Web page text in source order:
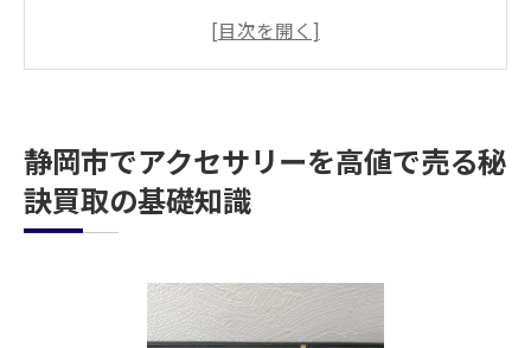
買取前にアクセサリーを手入れする理由
高値買取のための交渉テクニック
買取後の手続きと注意点
口コミからわかる買取店の評価
静岡市内で人気の買取店の特徴
静岡市でアクセサリーを高値で売る秘
訣買取の基礎知識